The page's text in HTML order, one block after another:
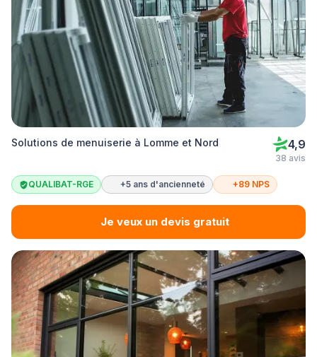
Solutions de menuiserie à Lomme et Nord 4,9
38 avis
QUALIBAT-RGE +5 ans d'ancienneté +89 NPS
Je veux un devis gratuit